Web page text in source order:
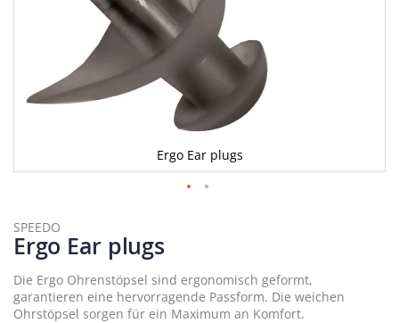
Ergo Ear plugs
Anfang
der
Bildergalerie
springen
SPEEDO
Ergo Ear plugs
Die Ergo Ohrenstöpsel sind ergonomisch geformt,
garantieren eine hervorragende Passform. Die weichen
Ohrstöpsel sorgen für ein Maximum an Komfort.